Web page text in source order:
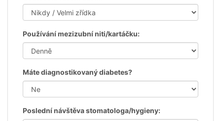
Používání mezizubní niti/kartáčku:
Máte diagnostikovaný diabetes?
Poslední návštěva stomatologa/hygieny: